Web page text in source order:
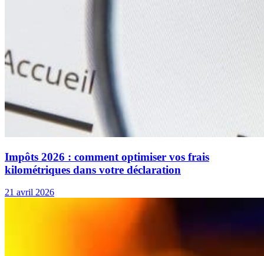
Impôts 2026 : comment optimiser vos frais
kilométriques dans votre déclaration
21 avril 2026